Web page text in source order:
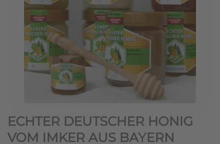
ECHTER DEUTSCHER HONIG
VOM IMKER AUS BAYERN